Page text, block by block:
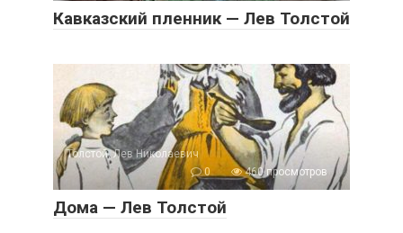
Кавказский пленник — Лев Толстой
Толстой, Лев Николаевич
0
460 просмотров
Дома — Лев Толстой